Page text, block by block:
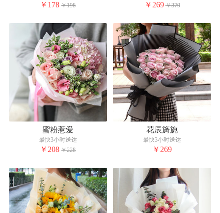
￥178 ￥198 ￥269 ￥379
蜜粉惹爱
最快3小时送达
￥208 ￥228
花辰旖旎
最快3小时送达
￥269